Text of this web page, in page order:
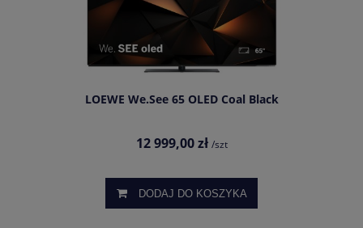
LOEWE We.See 65 OLED Coal Black
12 999,00 zł /szt
DODAJ DO KOSZYKA